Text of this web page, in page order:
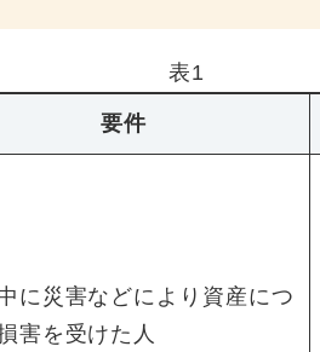
表1
要件
に災害などにより資産につ
害を受けた人